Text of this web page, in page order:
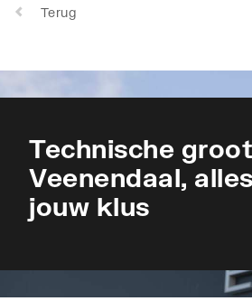
Terug
Technische
Veenendaal,
jouw klus